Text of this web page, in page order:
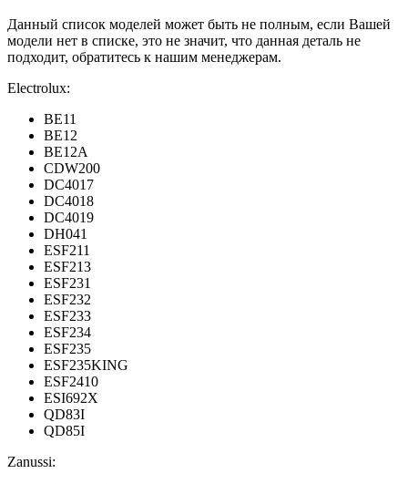
Данный список моделей может быть не полным, если Вашей
модели нет в списке, это не значит, что данная деталь не
подходит, обратитесь к нашим менеджерам.
Electrolux:
BE11
BE12
BE12A
CDW200
DC4017
DC4018
DC4019
DH041
ESF211
ESF213
ESF231
ESF232
ESF233
ESF234
ESF235
ESF235KING
ESF2410
ESI692X
QD83I
QD85I
Zanussi: